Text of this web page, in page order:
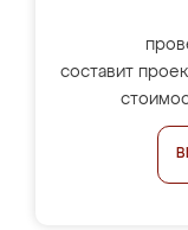
составит